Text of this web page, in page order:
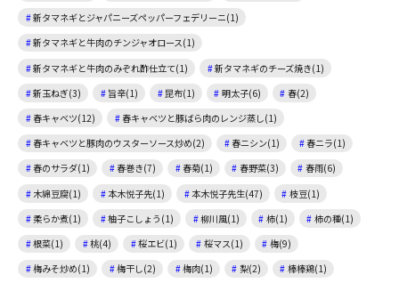
新タマネギとジャパニーズペッパーフェデリーニ(1)
新タマネギと牛肉のチンジャオロース(1)
新タマネギと牛肉のみぞれ酢仕立て(1)
新タマネギのチーズ焼き(1)
新玉ねぎ(3)
旨辛(1) 昆布(1) 明太子(6)
春(2)
春キャベツ(12)
春キャベツと豚ばら肉のレンジ蒸し(1)
春キャベツと豚肉のウスターソース炒め(2)
春ニシン(1)
春ニラ(1)
春のサラダ(1)
春巻き(7) 春菊(1) 春野菜(3)
春雨(6)
木綿豆腐(1)
本木悦子先(1) 本木悦子先生(47)
枝豆(1)
柔らか煮(1)
柚子こしょう(1) 柳川風(1) 柿(1)
柿の種(1)
根菜(1)
桃(4) 桜エビ(1) 桜マス(1)
梅(9)
梅みそ炒め(1)
梅干し(2) 梅肉(1) 梨(2) 棒棒鶏(1)